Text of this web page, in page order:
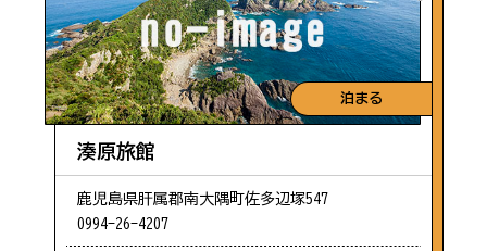
泊まる
湊原旅館
鹿児島県肝属郡南大隅町佐多辺塚547
0994-26-4207